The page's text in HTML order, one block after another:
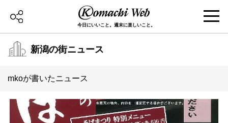
今日にいいこと。週末に楽しいこと。
新潟の街ニュース
mkoが書いたニュース